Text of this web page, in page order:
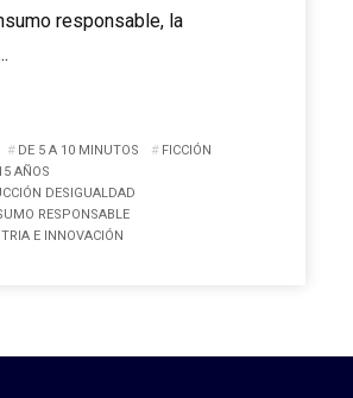
DE 5 A 10 MINUTOS
FICCIÓN
AÑOS
DESIGUALDAD
RESPONSABLE
E INNOVACIÓN
responsable, la